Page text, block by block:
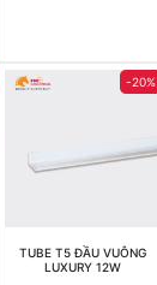
-20%
TUBE T5 ĐẦU VUÔNG
LUXURY 12W